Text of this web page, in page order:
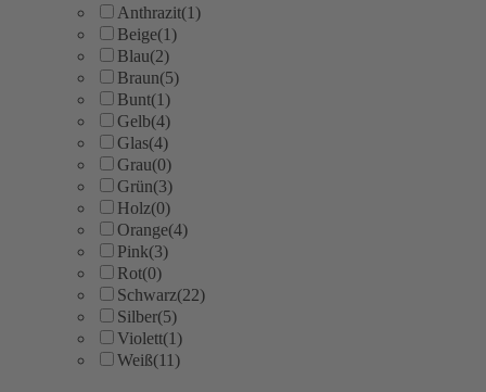
Anthrazit(1)
Beige(1)
Blau(2)
Braun(5)
Bunt(1)
Gelb(4)
Glas(4)
Grau(0)
Grün(3)
Holz(0)
Orange(4)
Pink(3)
Rot(0)
Schwarz(22)
Silber(5)
Violett(1)
Weiß(11)